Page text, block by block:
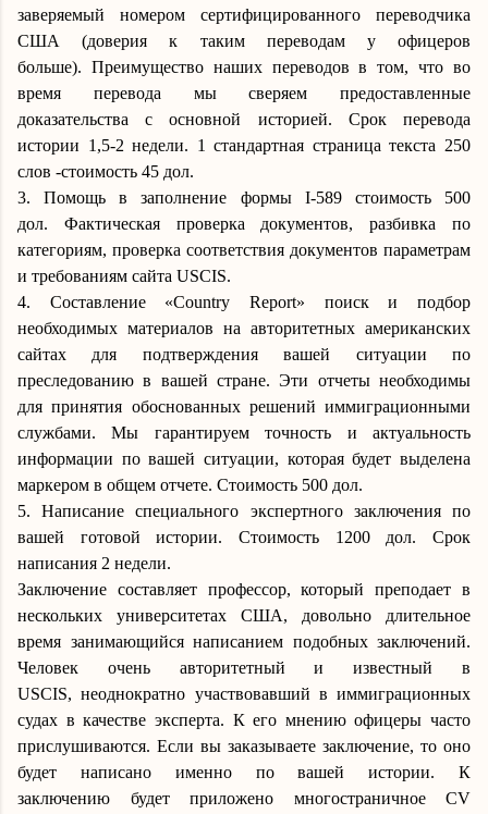
заверяемый номером сертифицированного переводчика
США (доверия к таким переводам у офицеров
больше). Преимущество наших переводов в том, что во
время перевода мы сверяем предоставленные
доказательства с основной историей.
Срок перевода
истории 1,5-2 недели. 1 стандартная страница текста 250
слов -стоимость 45 дол.
3. Помощь в заполнение формы I-589стоимость 500
дол.
Фактическая проверка документов, разбивка по
категориям, проверка соответствия документов параметрам
и требованиям сайта USCIS.
4. Составление «Country Report» поиск и подбор
необходимых материалов на авторитетных американских
сайтах для подтверждения вашей ситуации по
преследованию в вашей стране. Эти отчеты необходимы
для принятия обоснованных решений иммиграционными
службами. Мы гарантируем точность и актуальность
информации по вашей ситуации, которая будет выделена
маркером в общем отчете. Стоимость 500 дол.
5. Написание специального экспертного заключения по
вашей готовой истории. Стоимость 1200 дол. Срок
написания 2 недели.
Заключение составляет профессор, который преподает в
нескольких университетах США, довольно длительное
время занимающийся написанием подобных заключений.
Человек очень авторитетный и известный в
USCIS, неоднократно участвовавший в иммиграционных
судах в качестве эксперта. К его мнению офицеры часто
прислушиваются. Если вы заказываете заключение, то оно
будет написано именно по вашей истории. К
заключению будет приложено многостраничное CV